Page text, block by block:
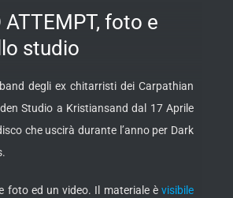
ATTEMPT, foto e
studio
degli ex chitarristi dei Carpathian
Studio a Kristiansand dal 17 Aprile
che uscirà durante l’anno per Dark
foto ed un video. Il materiale è visibile